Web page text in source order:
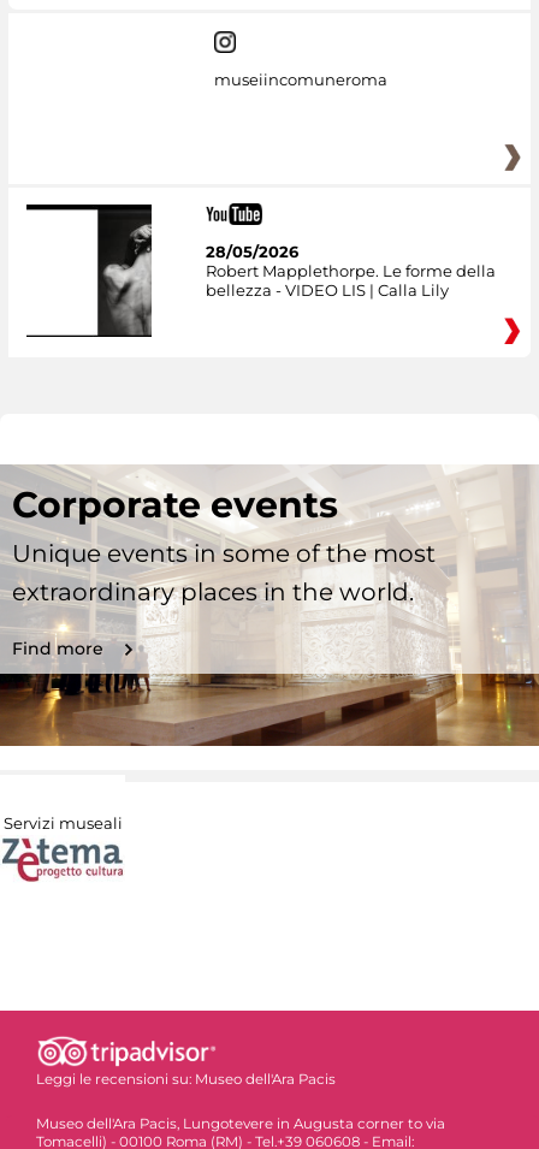
museiincomuneroma
28/05/2026
Robert Mapplethorpe. Le forme della
bellezza - VIDEO LIS | Calla Lily
Corporate events
Unique events in some of the most
extraordinary places in the world.
Find more
Servizi museali
Leggi le recensioni su: Museo dell'Ara Pacis
Museo dell'Ara Pacis, Lungotevere in Augusta corner to via
Tomacelli) - 00100 Roma (RM) - Tel.+39 060608 - Email: